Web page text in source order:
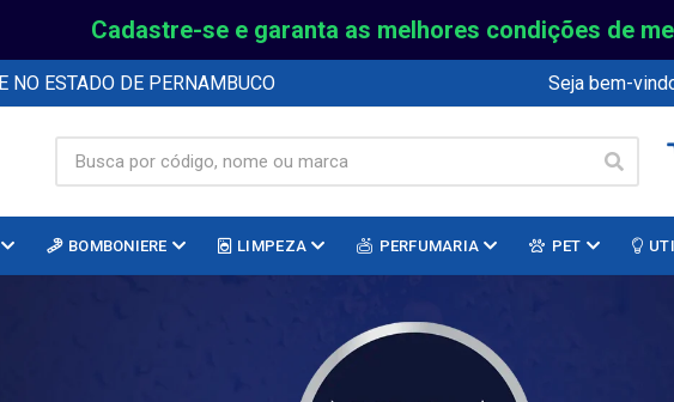
Cadastre-se e garanta as melhores condições de
NO ESTADO DE PERNAMBUCO Seja bem-
BOMBONIERE LIMPEZA PERFUMARIA PET